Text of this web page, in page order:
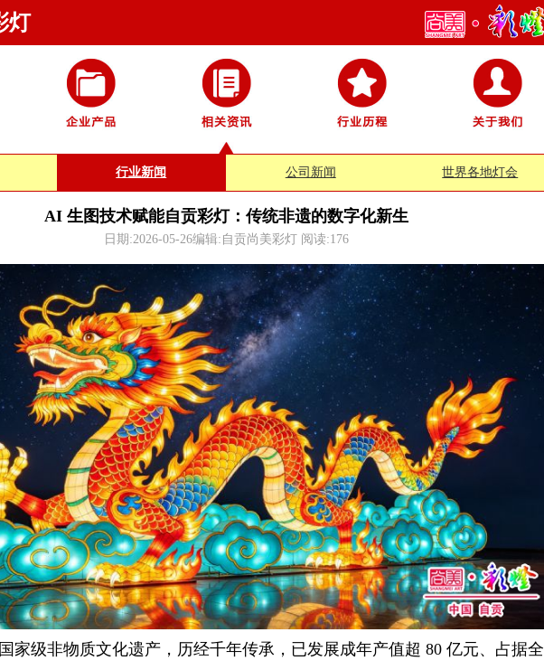
灯
行业新闻 公司新闻 世界各地灯会
AI 生图技术赋能自贡彩灯：传统非遗的数字化新生
日期:2026-05-26编辑:自贡尚美彩灯 阅读:176
家级非物质文化遗产，历经千年传承，已发展成年产值超 80 亿元、占据全